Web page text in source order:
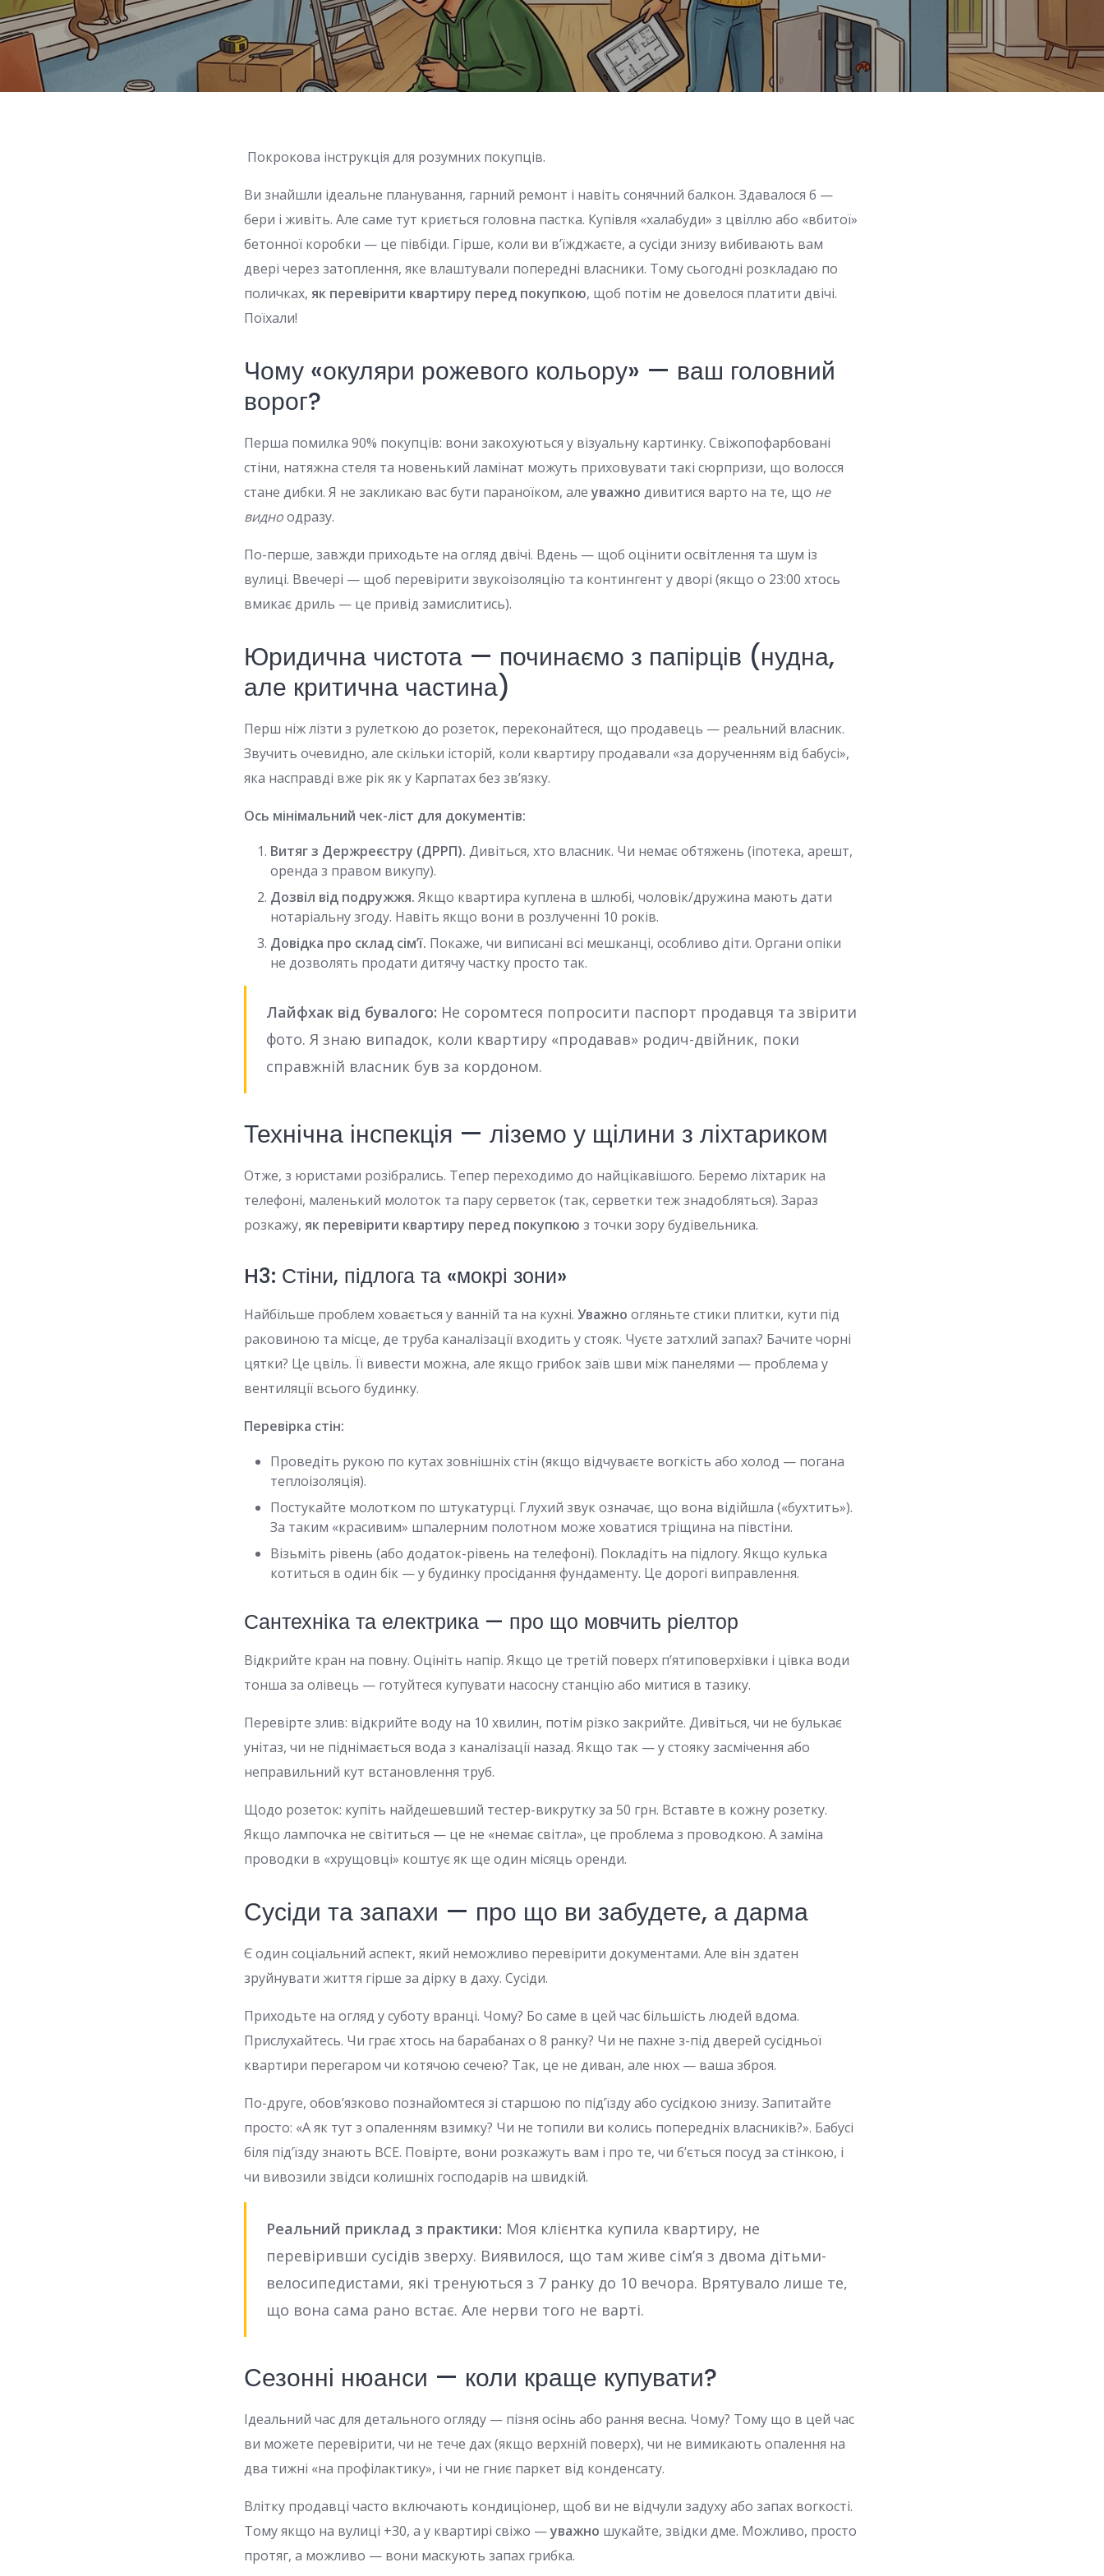
Покрокова інструкція для розумних покупців.
Ви знайшли ідеальне планування, гарний ремонт і навіть сонячний балкон. Здавалося б —
бери і живіть. Але саме тут криється головна пастка. Купівля «халабуди» з цвіллю або «вбитої»
бетонної коробки — це півбіди. Гірше, коли ви в’їжджаєте, а сусіди знизу вибивають вам
двері через затоплення, яке влаштували попередні власники. Тому сьогодні розкладаю по
поличках,як перевірити квартиру перед покупкою, щоб потім не довелося платити двічі.
Поїхали!
Чому «окуляри рожевого кольору» — ваш головний
ворог?
Перша помилка 90% покупців: вони закохуються у візуальну картинку. Свіжопофарбовані
стіни, натяжна стеля та новенький ламінат можуть приховувати такі сюрпризи, що волосся
стане дибки. Я не закликаю вас бути параноїком, алеуважно дивитися варто на те, що не
видноодразу.
По-перше, завжди приходьте на огляд двічі. Вдень — щоб оцінити освітлення та шум із
вулиці. Ввечері — щоб перевірити звукоізоляцію та контингент у дворі (якщо о 23:00 хтось
вмикає дриль — це привід замислитись).
Юридична чистота — починаємо з папірців (нудна,
але критична частина)
Перш ніж лізти з рулеткою до розеток, переконайтеся, що продавець — реальний власник.
Звучить очевидно, але скільки історій, коли квартиру продавали «за дорученням від бабусі»,
яка насправді вже рік як у Карпатах без зв’язку.
Ось мінімальний чек-ліст для документів:
Витяг з Держреєстру (ДРРП). Дивіться, хто власник. Чи немає обтяжень (іпотека, арешт,
оренда з правом викупу).
Дозвіл від подружжя. Якщо квартира куплена в шлюбі, чоловік/дружина мають дати
нотаріальну згоду. Навіть якщо вони в розлученні 10 років.
Довідка про склад сім’ї. Покаже, чи виписані всі мешканці, особливо діти. Органи опіки
не дозволять продати дитячу частку просто так.
Лайфхак від бувалого: Не соромтеся попросити паспорт продавця та звірити
фото. Я знаю випадок, коли квартиру «продавав» родич-двійник, поки
справжній власник був за кордоном.
Технічна інспекція — ліземо у щілини з ліхтариком
Отже, з юристами розібрались. Тепер переходимо до найцікавішого. Беремо ліхтарик на
телефоні, маленький молоток та пару серветок (так, серветки теж знадобляться). Зараз
розкажу,як перевірити квартиру перед покупкою з точки зору будівельника.
H3: Стіни, підлога та «мокрі зони»
Найбільше проблем ховається у ванній та на кухні.Уважно огляньте стики плитки, кути під
раковиною та місце, де труба каналізації входить у стояк. Чуєте затхлий запах? Бачите чорні
цятки? Це цвіль. Її вивести можна, але якщо грибок заїв шви між панелями — проблема у
вентиляції всього будинку.
Перевірка стін:
Проведіть рукою по кутах зовнішніх стін (якщо відчуваєте вогкість або холод — погана
теплоізоляція).
Постукайте молотком по штукатурці. Глухий звук означає, що вона відійшла («бухтить»).
За таким «красивим» шпалерним полотном може ховатися тріщина на півстіни.
Візьміть рівень (або додаток-рівень на телефоні). Покладіть на підлогу. Якщо кулька
котиться в один бік — у будинку просідання фундаменту. Це дорогі виправлення.
Сантехніка та електрика — про що мовчить ріелтор
Відкрийте кран на повну. Оцініть напір. Якщо це третій поверх п’ятиповерхівки і цівка води
тонша за олівець — готуйтеся купувати насосну станцію або митися в тазику.
Перевірте злив: відкрийте воду на 10 хвилин, потім різко закрийте. Дивіться, чи не булькає
унітаз, чи не піднімається вода з каналізації назад. Якщо так — у стояку засмічення або
неправильний кут встановлення труб.
Щодо розеток: купіть найдешевший тестер-викрутку за 50 грн. Вставте в кожну розетку.
Якщо лампочка не світиться — це не «немає світла», це проблема з проводкою. А заміна
проводки в «хрущовці» коштує як ще один місяць оренди.
Сусіди та запахи — про що ви забудете, а дарма
Є один соціальний аспект, який неможливо перевірити документами. Але він здатен
зруйнувати життя гірше за дірку в даху. Сусіди.
Приходьте на огляд у суботу вранці. Чому? Бо саме в цей час більшість людей вдома.
Прислухайтесь. Чи грає хтось на барабанах о 8 ранку? Чи не пахне з-під дверей сусідньої
квартири перегаром чи котячою сечею? Так, це не диван, але нюх — ваша зброя.
По-друге, обов’язково познайомтеся зі старшою по під’їзду або сусідкою знизу. Запитайте
просто: «А як тут з опаленням взимку? Чи не топили ви колись попередніх власників?». Бабусі
біля під’їзду знають ВСЕ. Повірте, вони розкажуть вам і про те, чи б’ється посуд за стінкою, і
чи вивозили звідси колишніх господарів на швидкій.
Реальний приклад з практики: Моя клієнтка купила квартиру, не
перевіривши сусідів зверху. Виявилося, що там живе сім’я з двома дітьми-
велосипедистами, які тренуються з 7 ранку до 10 вечора. Врятувало лише те,
що вона сама рано встає. Але нерви того не варті.
Сезонні нюанси — коли краще купувати?
Ідеальний час для детального огляду — пізня осінь або рання весна. Чому? Тому що в цей час
ви можете перевірити, чи не тече дах (якщо верхній поверх), чи не вимикають опалення на
два тижні «на профілактику», і чи не гниє паркет від конденсату.
Влітку продавці часто включають кондиціонер, щоб ви не відчули задуху або запах вогкості.
Тому якщо на вулиці +30, а у квартирі свіжо —уважно шукайте, звідки дме. Можливо, просто
протяг, а можливо — вони маскують запах грибка.